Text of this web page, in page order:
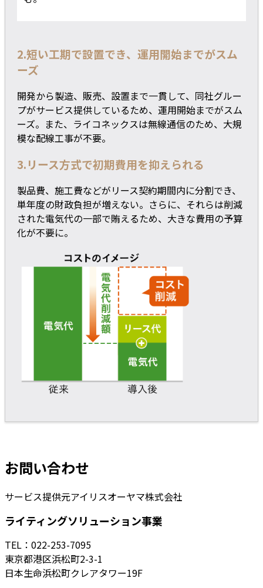
2.短い工期で設置でき、運用開始までがスム
ーズ
開発から製造、販売、設置まで一貫して、同社グルー
プがサービス提供しているため、運用開始までがスム
ーズ。また、ライコネックスは無線通信のため、大規
模な配線工事が不要。
3.リース方式で初期費用を抑えられる
製品費、施工費などがリース契約期間内に分割でき、
単年度の財政負担が増えない。さらに、それらは削減
された電気代の一部で賄えるため、大きな費用の予算
化が不要に。
お問い合わせ
サービス提供元アイリスオーヤマ株式会社
ライティングソリューション事業
TEL：022-253-7095
東京都港区浜松町2-3-1
日本生命浜松町クレアタワー19F